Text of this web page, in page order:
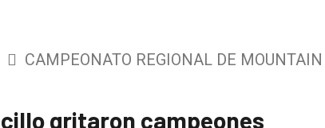
CAMPEONATO REGIONAL DE
gritaron campeones